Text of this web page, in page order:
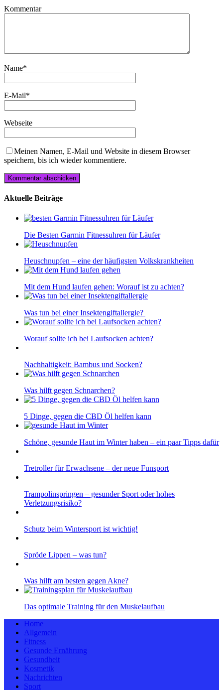
Kommentar
Name*
E-Mail*
Webseite
Meinen Namen, E-Mail und Website in diesem Browser
speichern, bis ich wieder kommentiere.
Aktuelle Beiträge
Die Besten Garmin Fitnessuhren für Läufer
Heuschnupfen – eine der häufigsten Volkskrankheiten
Mit dem Hund laufen gehen: Worauf ist zu achten?
Was tun bei einer Insektengiftallergie?
Worauf sollte ich bei Laufsocken achten?
Nachhaltigkeit: Bambus und Socken?
Was hilft gegen Schnarchen?
5 Dinge, gegen die CBD Öl helfen kann
Schöne, gesunde Haut im Winter haben – ein paar Tipps dafür
Tretroller für Erwachsene – der neue Funsport
Trampolinspringen – gesunder Sport oder hohes
Verletzungsrisiko?
Schutz beim Wintersport ist wichtig!
Spröde Lippen – was tun?
Was hilft am besten gegen Akne?
Das optimale Training für den Muskelaufbau
Home
Allgemein
Fitness
Gesunde Ernährung
Gesundheit
Kosmetik
Nachrichten
Sport